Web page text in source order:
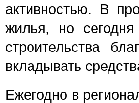
активностью. В
жилья, но
строительства
вкладывать
Ежегодно в